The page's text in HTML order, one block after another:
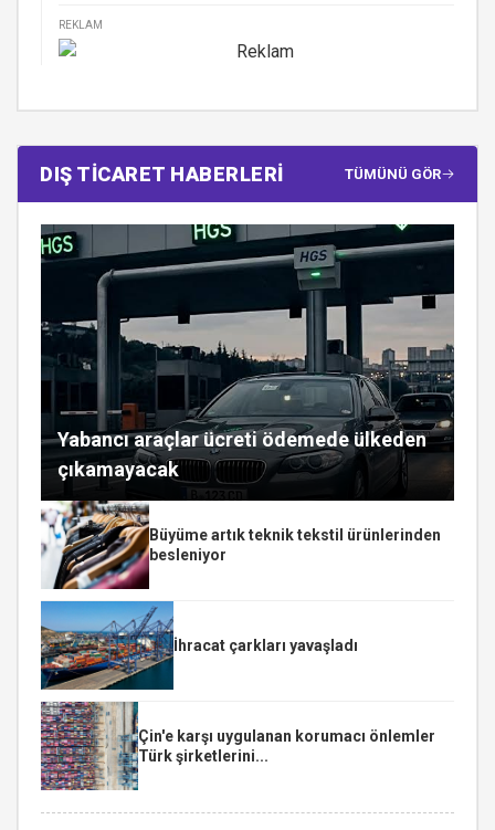
REKLAM
DIŞ TİCARET HABERLERİ TÜMÜNÜ GÖR
Yabancı araçlar ücreti ödemede ülkeden
çıkamayacak
Büyüme artık teknik tekstil ürünlerinden
besleniyor
İhracat çarkları yavaşladı
Çin'e karşı uygulanan korumacı önlemler
Türk şirketlerini...